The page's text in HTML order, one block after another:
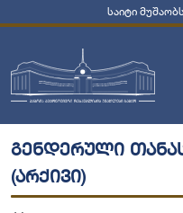
საიტი
გენდერული
(არქივი)